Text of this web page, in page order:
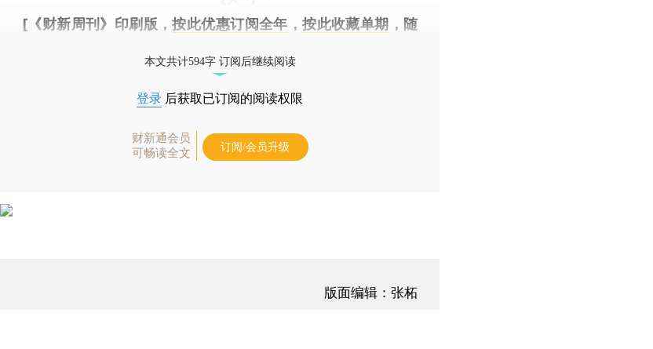
[《财新周刊》印刷版，按此优惠订阅全年 ，按此收藏单期 ，随
本文共计594字 订阅后继续阅读
登录 后获取已订阅的阅读权限
财新通会员
可畅读全文
订阅/会员升级
版面编辑：张柘